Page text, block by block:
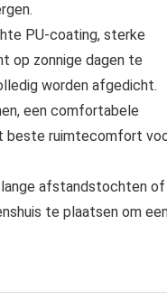
PU-coating, sterke
op zonnige dagen te
worden afgedicht.
een comfortabele
beste ruimtecomfort
lange afstandstochten of
te plaatsen om